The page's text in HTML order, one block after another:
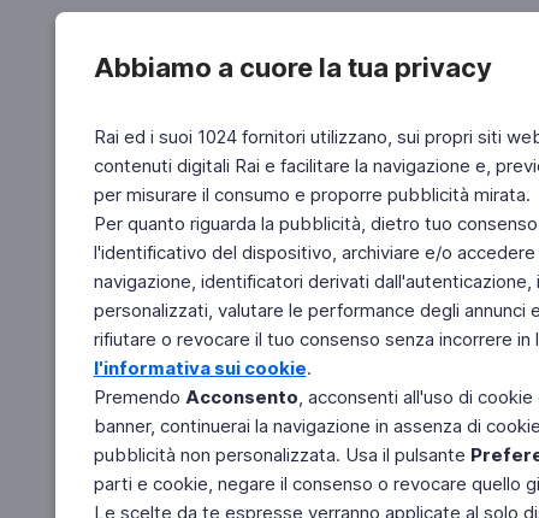
Abbiamo a cuore la tua privacy
Rai ed i suoi 1024 fornitori utilizzano, sui propri siti
contenuti digitali Rai e facilitare la navigazione e,
per misurare il consumo e proporre pubblicità mirata.
Per quanto riguarda la pubblicità, dietro tuo
l'identificativo del dispositivo, archiviare e/o
navigazione, identificatori derivati
personalizzati, valutare le performance degli
rifiutare o revocare il tuo consenso senza incorrere
l'informativa sui cookie.
Premendo Acconsento, acconsenti all'uso di
banner, continuerai la navigazione in assenza di
pubblicità non personalizzata. Usa il pulsante
parti e cookie, negare il consenso o revocare quello
Le scelte da te espresse verranno applicate al solo